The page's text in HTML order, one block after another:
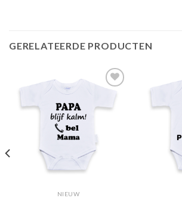
GERELATEERDE PRODUCTEN
Toevoegen
NIEUW